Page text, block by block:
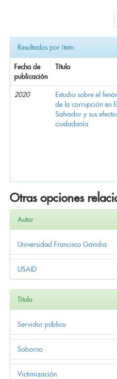
Resultados por ítem:
Fecha de
publicación
Título
2020
Estudio sobre el
de la corrupción en El
Salvador y sus
ciudadanía
Otras opciones
Autor
Universidad Francisco Gavidia
USAID
Título
Servidor público
Soborno
Victimización